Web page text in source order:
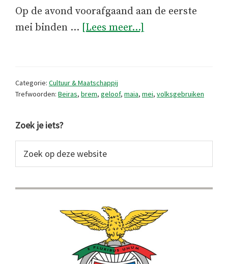
Op de avond voorafgaand aan de eerste
mei binden … [Lees meer...]
maand
ja,
Categorie: Cultuur & Maatschappij
Trefwoorden: Beiras, brem, geloof, maia, mei, volksgebruiken
Primaire
Sidebar
Zoek je iets?
op
website